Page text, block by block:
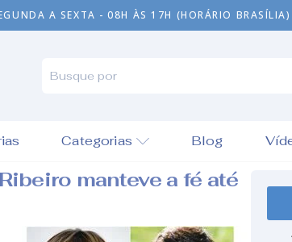
A SEXTA - 08H ÀS 17H (HORÁRIO BRASÍLIA)
Categorias Blog
manteve a fé até